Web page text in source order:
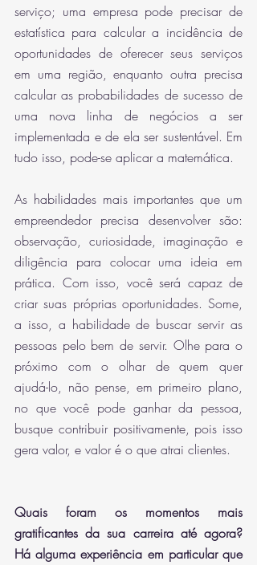
serviço; uma empresa pode precisar de
estatística para calcular a incidência de
oportunidades de oferecer seus serviços
em uma região, enquanto outra precisa
calcular as probabilidades de sucesso de
uma nova linha de negócios a ser
implementada e de ela ser sustentável. Em
tudo isso, pode-se aplicar a matemática.
As habilidades mais importantes que um
empreendedor precisa desenvolver são:
observação, curiosidade, imaginação e
diligência para colocar uma ideia em
prática. Com isso, você será capaz de
criar suas próprias oportunidades. Some,
a isso, a habilidade de buscar servir as
pessoas pelo bem de servir. Olhe para o
próximo com o olhar de quem quer
ajudá-lo, não pense, em primeiro plano,
no que você pode ganhar da pessoa,
busque contribuir positivamente, pois isso
gera valor, e valor é o que atrai clientes.
Quais foram os momentos mais
gratificantes da sua carreira até agora?
Há alguma experiência em particular que